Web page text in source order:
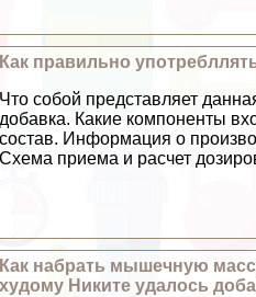
Как правильно
Что собой представляет
добавка. Какие компоненты
состав. Информация о
Схема приема и расчет
Как набрать мышечную
худому Никите удалось